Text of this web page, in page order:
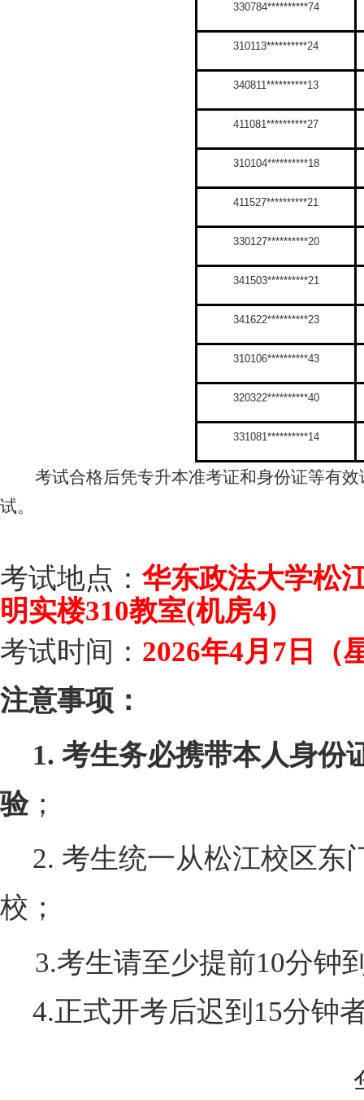
330784**********74
310113**********24
340811**********13
411081**********27
310104**********18
411527**********21
330127**********20
341503**********21
341622**********23
310106**********43
320322**********40
331081**********14
考试合格后凭专升本准考证和身份证等有
试。
考试地点： 华东政法大学松
明实楼310教室(机房4)
考试时间： 2026年4月7日（
注意事项：
1. 考生务必携带本人身份
验；
2. 考生统一从松江校区东
校；
3.考生请至少提前10分钟
4.正式开考后迟到15分钟